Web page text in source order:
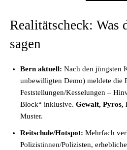
Realitätscheck: Was
sagen
Bern aktuell: Nach den jüngsten
unbewilligten Demo) meldete die
Feststellungen/Kesselungen –
Block“ inklusive. Gewalt, Pyros,
Muster.
Reitschule/Hotspot: Mehrfach
Polizistinnen/Polizisten,